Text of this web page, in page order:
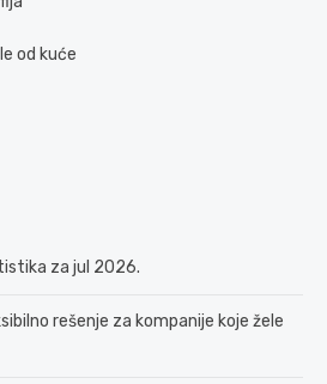
od kuće
za jul 2026.
rešenje za kompanije koje žele